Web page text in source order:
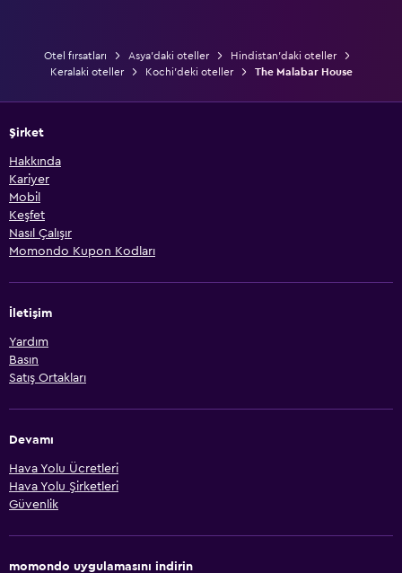
Otel fırsatları Asya'daki oteller
Hindistan'daki oteller
Keralaki oteller
Kochi'deki oteller The Malabar House
Şirket
Hakkında
Kariyer
Mobil
Keşfet
Nasıl Çalışır
Momondo Kupon Kodları
İletişim
Yardım
Basın
Satış Ortakları
Devamı
Hava Yolu Ücretleri
Hava Yolu Şirketleri
Güvenlik
momondo uygulamasını indirin